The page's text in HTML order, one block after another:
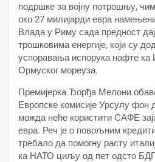
подршке за војну потрошњу,
око 27 милијарди евра
Влада у Риму сада предност
трошковима енергије, који су
успоравања испорука нафте ка
Ормуског мореуза.
Премијерка Ђорђа Мелони
Европске комисије Урсулу фон
можда неће користити САФЕ
евра. Реч је о повољним
требало да помогну расту
ка НАТО циљу од пет одсто